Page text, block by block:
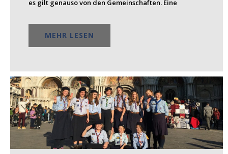
es gilt genauso von den Gemeinschaften. Eine
MEHR LESEN